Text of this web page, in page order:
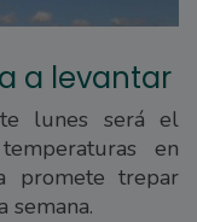
a levantar
lunes será el
en
promete trepar
semana.